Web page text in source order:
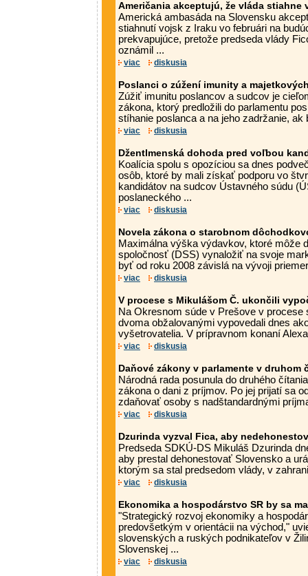
Američania akceptujú, že vláda stiahne
Americká ambasáda na Slovensku
stiahnutí vojsk z Iraku vo februári na
prekvapujúce, pretože predseda vlády
oznámil ...
viac diskusia
Poslanci o zúžení imunity a
Zúžiť imunitu poslancov a sudcov je
zákona, ktorý predložili do parlamentu
stíhanie poslanca a na jeho zadržanie, ak
viac diskusia
Džentlmenská dohoda pred voľbou
Koalícia spolu s opozíciou sa dnes
osôb, ktoré by mali získať podporu vo
kandidátov na sudcov Ústavného súdu
poslaneckého ...
viac diskusia
Novela zákona o starobnom
Maximálna výška výdavkov, ktoré môže
spoločnosť (DSS) vynaložiť na svoje
byť od roku 2008 závislá na vývoji
viac diskusia
V procese s Mikulášom Č. ukončili
Na Okresnom súde v Prešove v
dvoma obžalovanými vypovedali dnes
vyšetrovatelia. V prípravnom konaní
viac diskusia
Daňové zákony v parlamente v druhom
Národná rada posunula do druhého
zákona o dani z príjmov. Po jej prijatí sa
zdaňovať osoby s nadštandardnými
viac diskusia
Dzurinda vyzval Fica, aby
Predseda SDKÚ-DS Mikuláš Dzurinda
aby prestal dehonestovať Slovensko a
ktorým sa stal predsedom vlády, v
viac diskusia
Ekonomika a hospodárstvo SR by sa
"Strategický rozvoj ekonomiky a
predovšetkým v orientácii na východ,"
slovenských a ruských podnikateľov v
Slovenskej ...
viac diskusia